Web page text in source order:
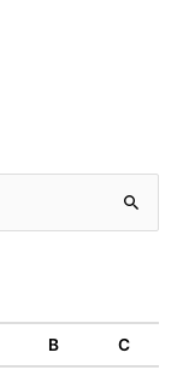
B C